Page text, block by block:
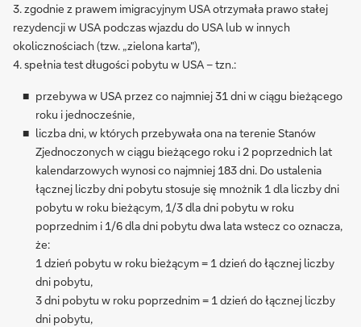
3. zgodnie z prawem imigracyjnym USA otrzymała prawo stałej
rezydencji w USA podczas wjazdu do USA lub w innych
okolicznościach (tzw. „zielona karta"),
4. spełnia test długości pobytu w USA – tzn.:
przebywa w USA przez co najmniej 31 dni w ciągu bieżącego
roku i jednocześnie,
liczba dni, w których przebywała ona na terenie Stanów
Zjednoczonych w ciągu bieżącego roku i 2 poprzednich lat
kalendarzowych wynosi co najmniej 183 dni. Do ustalenia
łącznej liczby dni pobytu stosuje się mnożnik 1 dla liczby dni
pobytu w roku bieżącym, 1/3 dla dni pobytu w roku
poprzednim i 1/6 dla dni pobytu dwa lata wstecz co oznacza,
że:
1 dzień pobytu w roku bieżącym = 1 dzień do łącznej liczby
dni pobytu,
3 dni pobytu w roku poprzednim = 1 dzień do łącznej liczby
dni pobytu,